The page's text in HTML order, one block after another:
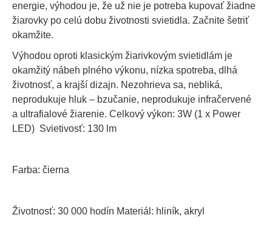
energie, výhodou je, že už nie je potreba kupovať žiadne
žiarovky po celú dobu životnosti svietidla. Začnite šetriť
okamžite.
Výhodou oproti klasickým žiarivkovým svietidlám je
okamžitý nábeh plného výkonu, nízka spotreba, dlhá
životnosť, a krajší dizajn. Nezohrieva sa, nebliká,
neprodukuje hluk – bzučanie, neprodukuje infračervené
a ultrafialové žiarenie. Celkový výkon: 3W (1 x Power
LED) Svietivosť: 130 lm
Farba: čierna
Životnosť: 30 000 hodín Materiál: hliník, akryl